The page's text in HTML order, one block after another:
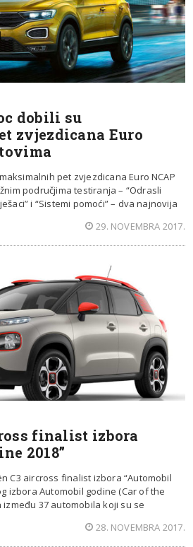
dobili su
zvjezdicana Euro
pet zvjezdicana Euro NCAP
područjima testiranja – “Odrasli
i “Sistemi pomoći” – dva najnovija
29. NOVEMBRA 2017.
finalist izbora
2018”
C3 aircross finalist izbora “Automobil
izbora Automobil godine (Car of the
37 automobila koji su se
28. NOVEMBRA 2017.